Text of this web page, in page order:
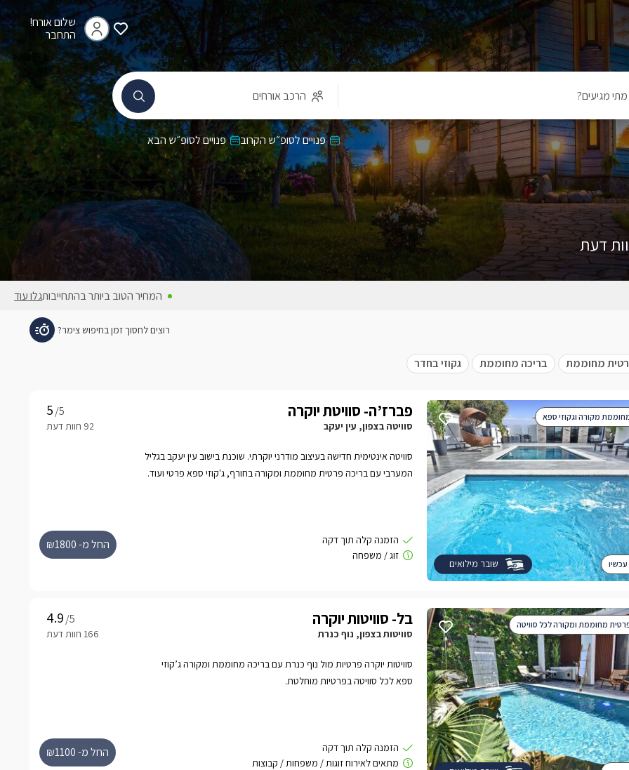
שלום אורח!
התחבר
מתי מגיעים? הרכב אורחים
פנויים לסופ״ש הקרוב פנויים לסופ״ש הבא
המחירים באתר כוללים מע״מגלו עוד
מחוממת בריכה מחוממת גקוזי בחדר
שובר מילואים
פברז’ה- סוויטת יוקרה /5
סוויטה בצפון, עין יעקב
סוויטה אינטימית חדישה בעיצוב מודרני יוקרתי. שוכנת בישוב עין יעקב בגליל
המערבי עם בריכה פרטית מחוממת ומקורה בחורף, ג'קוזי ספא פרטי ועוד.
החל מ- ₪1800
מקורה וגקוזי ספא
בל- סוויטות יוקרה /5
סוויטות בצפון, נוף כנרת
סוויטות יוקרה פרטיות מול נוף כנרת עם בריכה מחוממת ומקורה ג’קוזי
ספא לכל סוויטה בפרטיות מוחלטת.
החל מ- ₪1100
מחוממת ומקורה לכל סוויטה